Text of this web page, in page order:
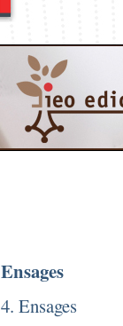
Ensages
4. Ensages